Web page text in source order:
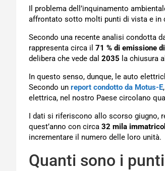
Il problema dell’inquinamento
affrontato sotto molti punti di vista e in
Secondo una recente analisi condotta
rappresenta circa il 71 % di emissione
delibera che vede dal 2035 la chiusura
In questo senso, dunque, le auto
Secondo un report condotto da Motus-E
elettrica, nel nostro Paese circolano
I dati si riferiscono allo scorso giugno,
quest’anno con circa 32 mila
incrementare il numero delle loro unità.
Quanti sono i